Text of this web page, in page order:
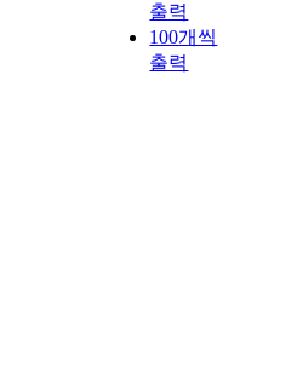
출력
100개씩
출력